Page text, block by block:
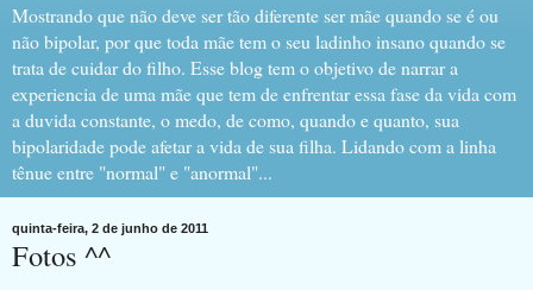
Mostrando que não deve ser tão diferente ser mãe quando se é ou
não bipolar, por que toda mãe tem o seu ladinho insano quando se
trata de cuidar do filho. Esse blog tem o objetivo de narrar a
experiencia de uma mãe que tem de enfrentar essa fase da vida com
a duvida constante, o medo, de como, quando e quanto, sua
bipolaridade pode afetar a vida de sua filha. Lidando com a linha
tênue entre "normal" e "anormal"...
quinta-feira, 2 de junho de 2011
Fotos ^^